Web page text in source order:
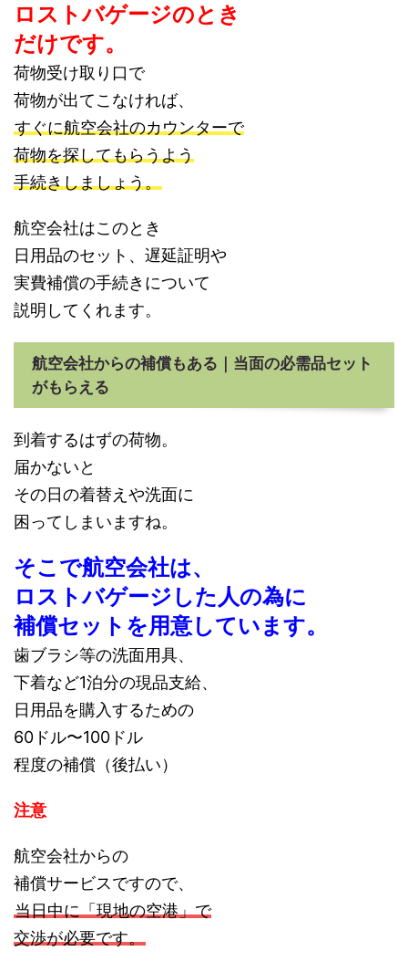
ロストバゲージのとき
だけです。
荷物受け取り口で
荷物が出てこなければ、
すぐに航空会社のカウンターで
荷物を探してもらうよう
手続きしましょう。
航空会社はこのとき
日用品のセット、遅延証明や
実費補償の手続きについて
説明してくれます。
航空会社からの補償もある｜当面の必需品セット
がもらえる
到着するはずの荷物。
届かないと
その日の着替えや洗面に
困ってしまいますね。
そこで航空会社は、
ロストバゲージした人の為に
補償セットを用意しています。
歯ブラシ等の洗面用具、
下着など1泊分の現品支給、
日用品を購入するための
60ドル〜100ドル
程度の補償（後払い）
注意
航空会社からの
補償サービスですので、
当日中に「現地の空港」で
交渉が必要です。